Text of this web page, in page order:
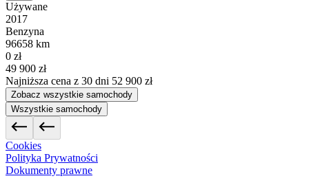
Używane
2017
Benzyna
96658 km
0 zł
49 900 zł
Najniższa cena z 30 dni 52 900 zł
Zobacz wszystkie samochody
Wszystkie samochody
Cookies
Polityka Prywatności
Dokumenty prawne